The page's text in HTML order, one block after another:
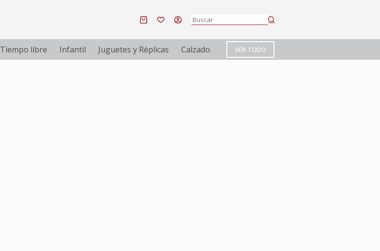
Tiempo libre Infantil Juguetes y Réplicas Calzado VER TODO